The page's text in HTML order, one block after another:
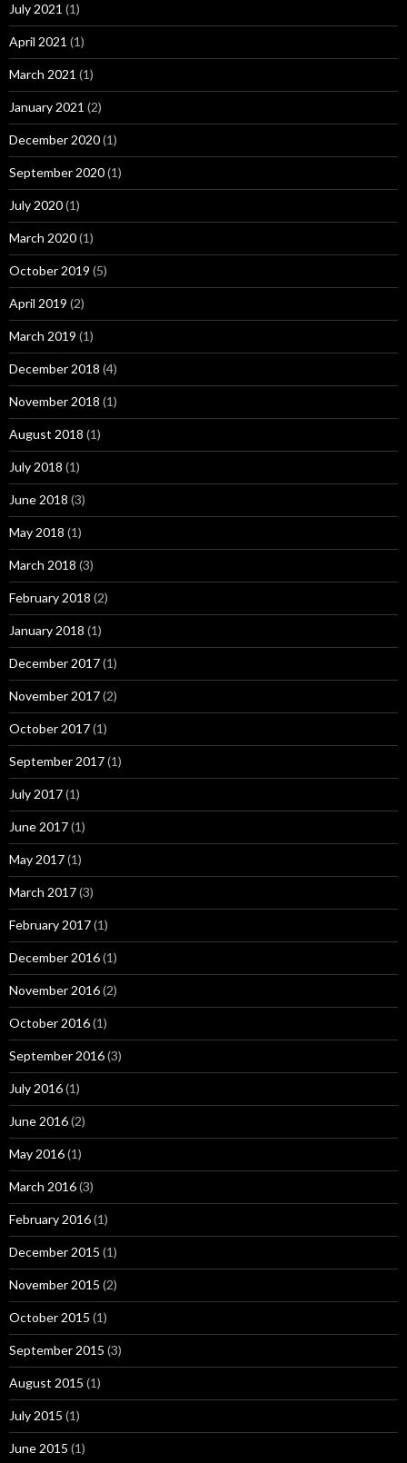
July 2021 (1)
April 2021 (1)
March 2021 (1)
January 2021 (2)
December 2020(1)
September 2020(1)
July 2020(1)
March 2020(1)
October 2019 (5)
April 2019 (2)
March 2019 (1)
December 2018 (4)
November 2018 (1)
August 2018 (1)
July 2018 (1)
June 2018 (3)
May 2018 (1)
March 2018 (3)
February 2018 (2)
January 2018 (1)
December 2017(1)
November 2017(2)
October 2017(1)
September 2017(1)
July 2017(1)
June 2017(1)
May 2017(1)
March 2017(3)
February 2017(1)
December 2016(1)
November 2016(2)
October 2016(1)
September 2016(3)
July 2016(1)
June 2016(2)
May 2016(1)
March 2016(3)
February 2016(1)
December 2015 (1)
November 2015 (2)
October 2015 (1)
September 2015 (3)
August 2015 (1)
July 2015 (1)
June 2015 (1)